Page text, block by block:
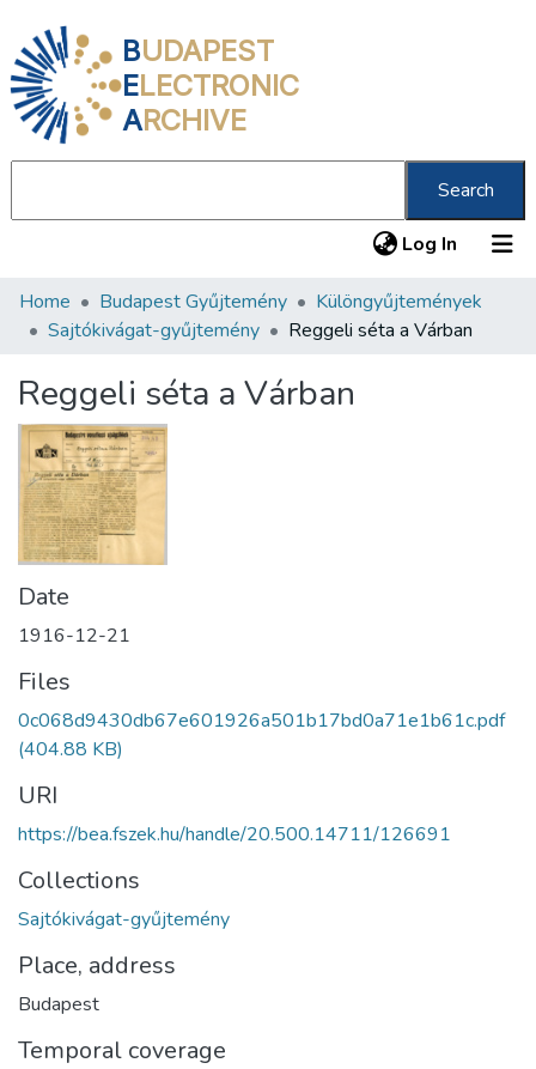
BUDAPEST
ELECTRONIC
ARCHIVE
Search
Log In (current)
Communities & Collections
Statistics
About us
Home Budapest Gyűjtemény
Különgyűjtemények
Sajtókivágat-gyűjtemény
Reggeli séta a Várban
Reggeli séta a Várban
Date
1916-12-21
Files
0c068d9430db67e601926a501b17bd0a71e1b61c.pdf
(404.88 KB)
URI
https://bea.fszek.hu/handle/20.500.14711/126691
Collections
Sajtókivágat-gyűjtemény
Place, address
Budapest
Temporal coverage